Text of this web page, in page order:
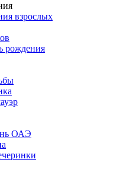
взрослых
рождения
ОАЭ